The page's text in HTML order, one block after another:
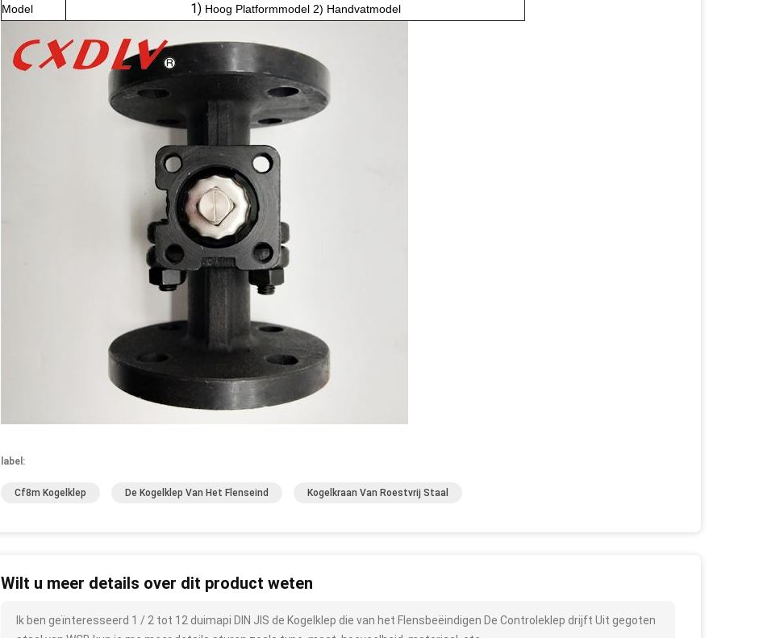
Model
1) Hoog Platformmodel 2) Handvatmodel
label:
Cf8m Kogelklep De Kogelklep Van Het Flenseind Kogelkraan Van Roestvrij Staal
Wilt u meer details over dit product weten
Ik ben geïnteresseerd 1 / 2 tot 12 duimapi DIN JIS de Kogelklep die van het Flensbeëindigen De Controleklep drijft Uit gegoten